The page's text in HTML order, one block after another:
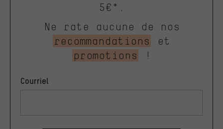
5€*.
Ne rate aucune de nos
recommandations
et
promotions
!
Courriel